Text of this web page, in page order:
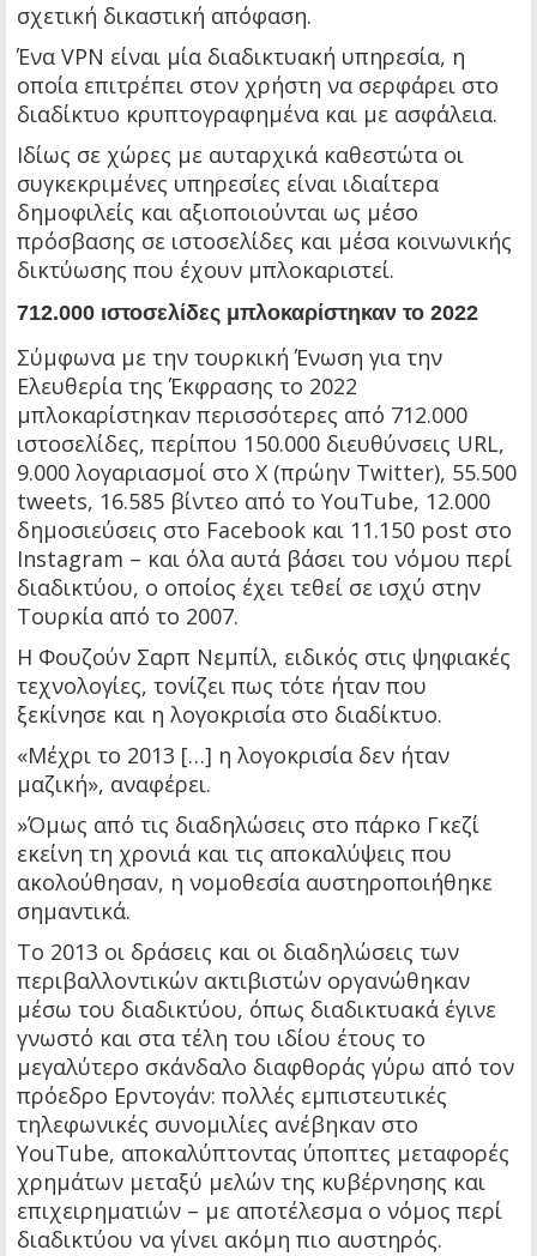
σχετική δικαστική απόφαση.
Ένα VPN είναι μία διαδικτυακή υπηρεσία, η
οποία επιτρέπει στον χρήστη να σερφάρει στο
διαδίκτυο κρυπτογραφημένα και με ασφάλεια.
Ιδίως σε χώρες με αυταρχικά καθεστώτα οι
συγκεκριμένες υπηρεσίες είναι ιδιαίτερα
δημοφιλείς και αξιοποιούνται ως μέσο
πρόσβασης σε ιστοσελίδες και μέσα κοινωνικής
δικτύωσης που έχουν μπλοκαριστεί.
712.000 ιστοσελίδες μπλοκαρίστηκαν το 2022
Σύμφωνα με την τουρκική Ένωση για την
Ελευθερία της Έκφρασης το 2022
μπλοκαρίστηκαν περισσότερες από 712.000
ιστοσελίδες, περίπου 150.000 διευθύνσεις URL,
9.000 λογαριασμοί στο X (πρώην Twitter), 55.500
tweets, 16.585 βίντεο από το YouTube, 12.000
δημοσιεύσεις στο Facebook και 11.150 post στο
Instagram – και όλα αυτά βάσει του νόμου περί
διαδικτύου, ο οποίος έχει τεθεί σε ισχύ στην
Τουρκία από το 2007.
Η Φουζούν Σαρπ Νεμπίλ, ειδικός στις ψηφιακές
τεχνολογίες, τονίζει πως τότε ήταν που
ξεκίνησε και η λογοκρισία στο διαδίκτυο.
«Μέχρι το 2013 […] η λογοκρισία δεν ήταν
μαζική», αναφέρει.
»Όμως από τις διαδηλώσεις στο πάρκο Γκεζί
εκείνη τη χρονιά και τις αποκαλύψεις που
ακολούθησαν, η νομοθεσία αυστηροποιήθηκε
σημαντικά.
Το 2013 οι δράσεις και οι διαδηλώσεις των
περιβαλλοντικών ακτιβιστών οργανώθηκαν
μέσω του διαδικτύου, όπως διαδικτυακά έγινε
γνωστό και στα τέλη του ιδίου έτους το
μεγαλύτερο σκάνδαλο διαφθοράς γύρω από τον
πρόεδρο Ερντογάν: πολλές εμπιστευτικές
τηλεφωνικές συνομιλίες ανέβηκαν στο
YouTube, αποκαλύπτοντας ύποπτες μεταφορές
χρημάτων μεταξύ μελών της κυβέρνησης και
επιχειρηματιών – με αποτέλεσμα ο νόμος περί
διαδικτύου να γίνει ακόμη πιο αυστηρός.